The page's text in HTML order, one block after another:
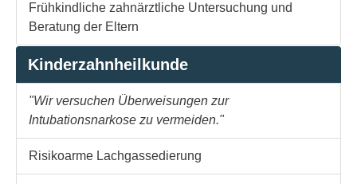
Frühkindliche zahnärztliche Untersuchung und
Beratung der Eltern
Kinderzahnheilkunde
"Wir versuchen Überweisungen zur
Intubationsnarkose zu vermeiden."
Risikoarme Lachgassedierung